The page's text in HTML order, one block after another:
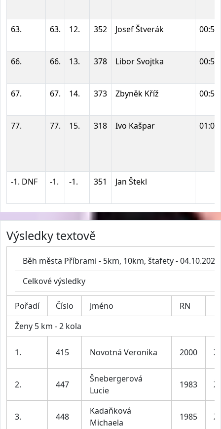
63. 63. 12. 352 Josef Štverák
66. 66. 13. 378 Libor Svojtka
67. 67. 14. 373 Zbyněk Kříž
77. 77. 15. 318 Ivo Kašpar
-1. DNF -1. -1. 351 Jan Štekl
Výsledky textově
Běh města Příbrami - 5km, 10km, štafety - 04.10.2025
Celkové výsledky
Pořadí Číslo Jméno
RN
Ženy 5 km - 2 kola
1. 415 Novotná Veronika 2000 Ž
2. 447
Šnebergerová
Lucie
1983 Ž
3. 448
Kadaňková
Michaela
1985 Ž